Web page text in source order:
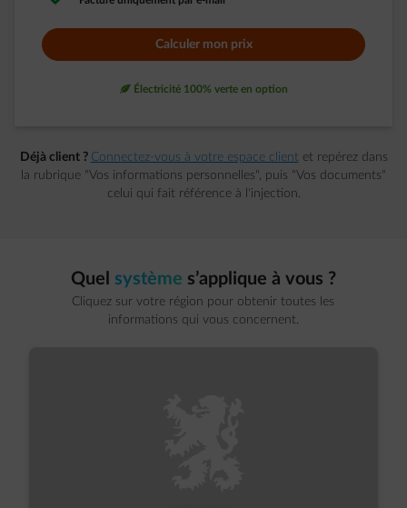
Calculer mon prix
leafÉlectricité 100% verte en option
Déjà client ? Connectez-vous à votre espace client et repérez dans
la rubrique "Vos informations personnelles", puis "Vos documents"
celui qui fait référence à l'injection.
Quel système s’applique à vous ?
Cliquez sur votre région pour obtenir toutes les
informations qui vous concernent.